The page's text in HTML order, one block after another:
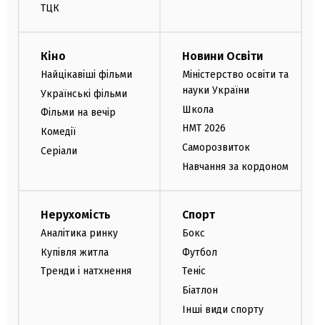
ТЦК
Кіно
Найцікавіші фільми
Українські фільми
Фільми на вечір
Комедії
Серіали
Новини Освіти
Міністерство освіти та
науки України
Школа
НМТ 2026
Саморозвиток
Навчання за кордоном
Нерухомість
Аналітика ринку
Купівля житла
Тренди і натхнення
Спорт
Бокс
Футбол
Теніс
Біатлон
Інші види спорту